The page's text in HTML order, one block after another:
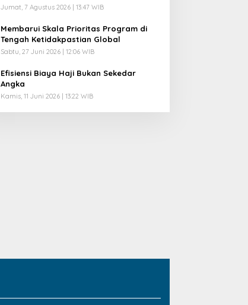
Jumat, 7 Agustus 2026 | 13:47 WIB
Membarui Skala Prioritas Program di
Tengah Ketidakpastian Global
Sabtu, 27 Juni 2026 | 12:06 WIB
Efisiensi Biaya Haji Bukan Sekedar
Angka
Kamis, 11 Juni 2026 | 13:22 WIB